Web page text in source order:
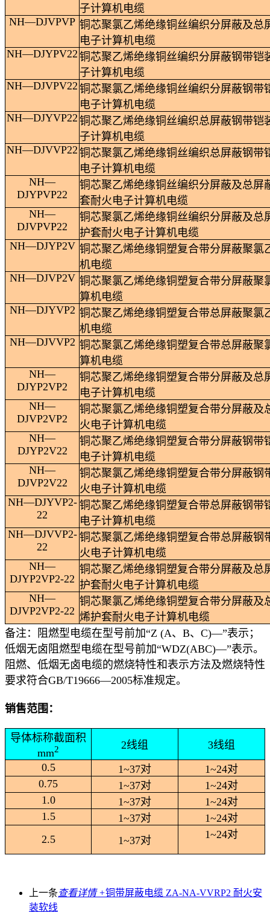
子计算机电缆
NH—DJVPVP 铜芯聚氯乙烯绝缘铜丝编织分屏蔽及总
电子计算机电缆
NH—DJYPV22 铜芯聚乙烯绝缘铜丝编织分屏蔽钢带铠
子计算机电缆
NH—DJVPV22 铜芯聚氯乙烯绝缘铜丝编织分屏蔽钢带
电子计算机电缆
NH—DJYVP22 铜芯聚乙烯绝缘铜丝编织总屏蔽钢带铠
子计算机电缆
NH—DJVVP22 铜芯聚氯乙烯绝缘铜丝编织总屏蔽钢带
电子计算机电缆
NH—
DJYPVP22
铜芯聚乙烯绝缘铜丝编织分屏蔽及总屏
套耐火电子计算机电缆
NH—
DJVPVP22
铜芯聚氯乙烯绝缘铜丝编织分屏蔽及总
护套耐火电子计算机电缆
NH—DJYP2V 铜芯聚乙烯绝缘铜塑复合带分屏蔽聚氯
机电缆
NH—DJVP2V 铜芯聚氯乙烯绝缘铜塑复合带分屏蔽聚
算机电缆
NH—DJYVP2 铜芯聚乙烯绝缘铜塑复合带总屏蔽聚氯
机电缆
NH—DJVVP2 铜芯聚氯乙烯绝缘铜塑复合带总屏蔽聚
算机电缆
NH—
DJYP2VP2
铜芯聚乙烯绝缘铜塑复合带分屏蔽及总
电子计算机电缆
NH—
DJVP2VP2
铜芯聚氯乙烯绝缘铜塑复合带分屏蔽及
火电子计算机电缆
NH—
DJYP2V22
铜芯聚乙烯绝缘铜塑复合带分屏蔽钢带
电子计算机电缆
NH—
DJVP2V22
铜芯聚氯乙烯绝缘铜塑复合带分屏蔽钢
火电子计算机电缆
NH—DJYVP2-
22
铜芯聚乙烯绝缘铜塑复合带总屏蔽钢带
电子计算机电缆
NH—DJVVP2-
22
铜芯聚氯乙烯绝缘铜塑复合带总屏蔽钢
火电子计算机电缆
NH—
DJYP2VP2-22
铜芯聚乙烯绝缘铜塑复合带分屏蔽及总
护套耐火电子计算机电缆
NH—
DJVP2VP2-22
铜芯聚氯乙烯绝缘铜塑复合带分屏蔽及
烯护套耐火电子计算机电缆
备注：阻燃型电缆在型号前加“Z (A、 B、 C)—”表示；
低烟无卤阻燃型电缆在型号前加“WDZ(ABC)—”表示。
阻燃、低烟无卤电缆的燃烧特性和表示方法及燃烧特性
要求符合GB/T19666—2005标准规定。
销售范围：
导体标称截面积
mm2 2线组 3线组
0.5
1~37对 1~24对
0.75
1~37对 1~24对
1.0
1~37对 1~24对
1.5
1~37对 1~24对
2.5
1~37对 1~24对
上一条查看详情 +铜带屏蔽电缆 ZA-NA-VVRP2 耐火安
装软线